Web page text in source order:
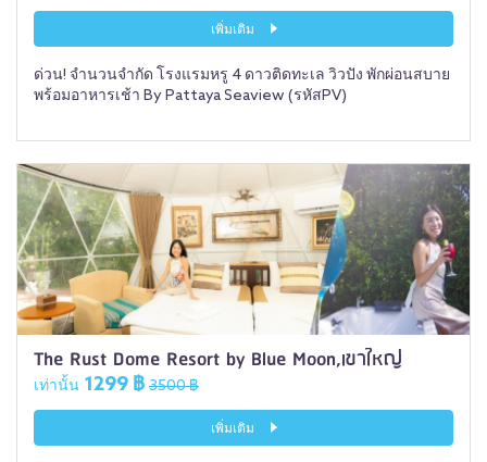
เพิ่มเติม
ด่วน! จำนวนจำกัด โรงแรมหรู 4 ดาวติดทะเล วิวปัง พักผ่อนสบาย
พร้อมอาหารเช้า By Pattaya Seaview (รหัสPV)
The Rust Dome Resort by Blue Moon,เขาใหญ่
เท่านั้น 1299 ฿ 3500 ฿
เพิ่มเติม